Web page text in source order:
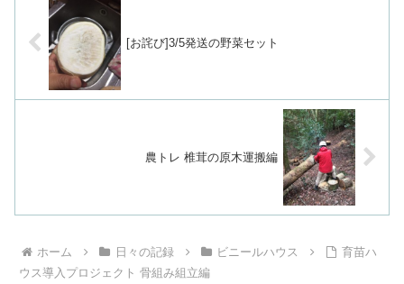
[お詫び]3/5発送の野菜セット
農トレ 椎茸の原木運搬編
ホーム 日々の記録 ビニールハウス
育苗ハ
ウス導入プロジェクト 骨組み組立編